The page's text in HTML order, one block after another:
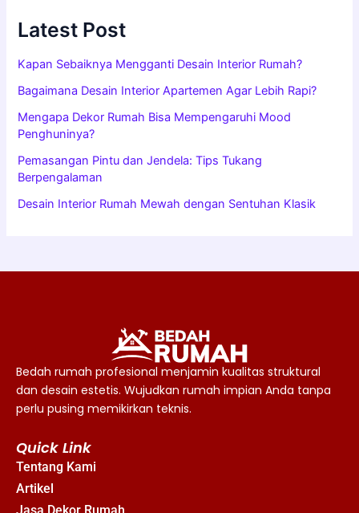
Latest Post
Kapan Sebaiknya Mengganti Desain Interior Rumah?
Bagaimana Desain Interior Apartemen Agar Lebih Rapi?
Mengapa Dekor Rumah Bisa Mempengaruhi Mood
Penghuninya?
Pemasangan Pintu dan Jendela: Tips Tukang
Berpengalaman
Desain Interior Rumah Mewah dengan Sentuhan Klasik
Bedah rumah profesional menjamin kualitas struktural
dan desain estetis. Wujudkan rumah impian Anda tanpa
perlu pusing memikirkan teknis.
Quick Link
Tentang Kami
Artikel
Jasa Dekor Rumah